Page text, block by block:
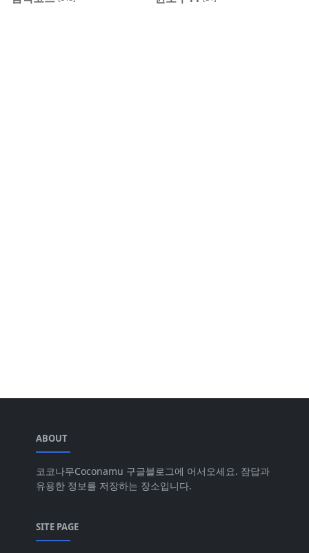
ABOUT
코코나무Coconamu 구글블로그에 어서오세요. 잠답과
유용한 정보를 저장하는 장소입니다.
SITE PAGE